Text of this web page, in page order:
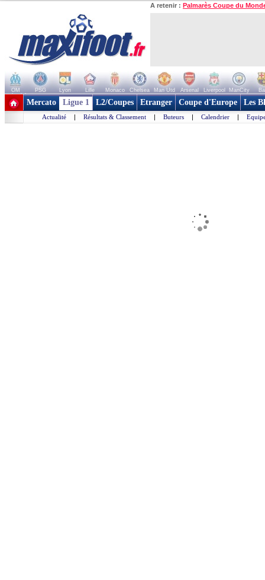
A retenir : Palmarès Coupe du
OM PSG Lyon Lille Monaco Chelsea Man Utd Arsenal Liverpool ManCity
+ de clubs
Mercato Ligue 1 L2/Coupes Etranger Coupe d'Europe Les
Actualité | Résultats & Classement | Buteurs | Calendrier |